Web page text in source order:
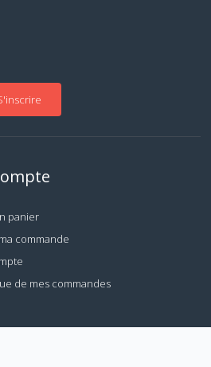
panier
commande
de mes commandes